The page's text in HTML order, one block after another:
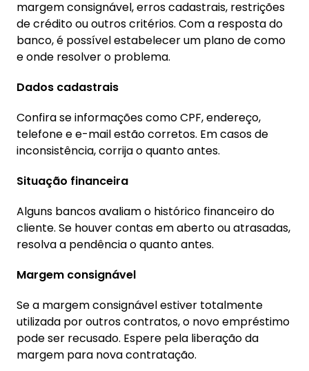
margem consignável, erros cadastrais, restrições
de crédito ou outros critérios. Com a resposta do
banco, é possível estabelecer um plano de como
e onde resolver o problema.
Dados cadastrais
Confira se informações como CPF, endereço,
telefone e e-mail estão corretos. Em casos de
inconsistência, corrija o quanto antes.
Situação financeira
Alguns bancos avaliam o histórico financeiro do
cliente. Se houver contas em aberto ou atrasadas,
resolva a pendência o quanto antes.
Margem consignável
Se a margem consignável estiver totalmente
utilizada por outros contratos, o novo empréstimo
pode ser recusado. Espere pela liberação da
margem para nova contratação.